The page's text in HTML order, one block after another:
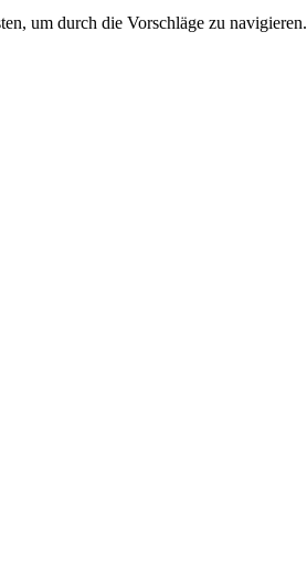
um durch die Vorschläge zu navigieren.